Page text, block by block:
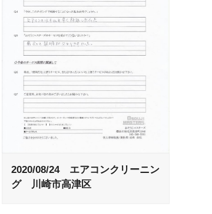
2020/08/24 エアコンクリーニン
グ 川崎市高津区